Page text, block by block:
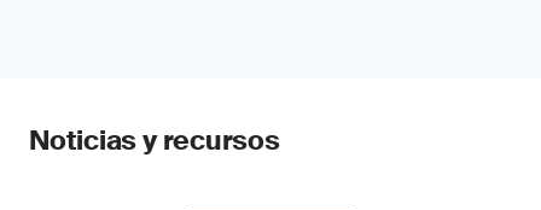
Noticias y recursos